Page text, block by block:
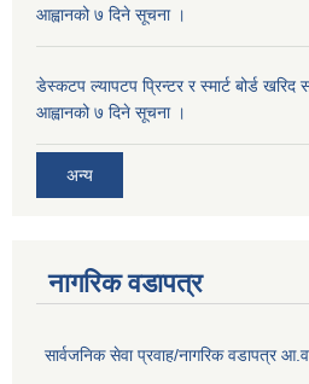
आह्वानको ७ दिने सूचना ।
डे‍स्कटप ल्यापटप प्रिन्टर र स्मार्ट बोर्ड
आह्वानको ७ दिने सूचना ।
अन्य
नागरिक वडापत्र
सार्वजनिक सेवा प्रवाह/नागरिक वडापत्र